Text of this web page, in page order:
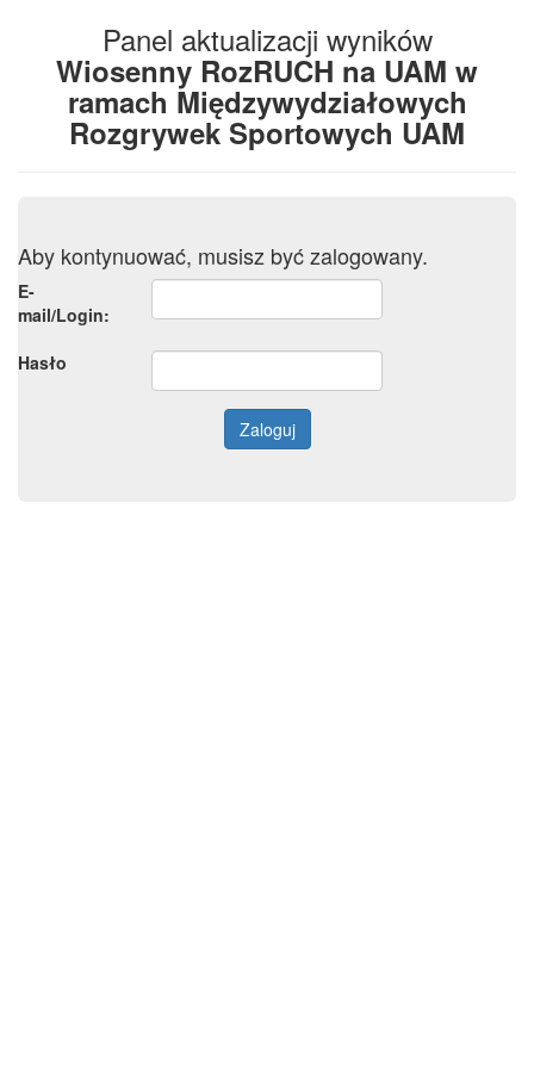
Panel aktualizacji wyników
Wiosenny RozRUCH na UAM w
ramach Międzywydziałowych
Rozgrywek Sportowych UAM
Aby kontynuować, musisz być zalogowany.
E-
mail/Login:
Hasło
Zaloguj